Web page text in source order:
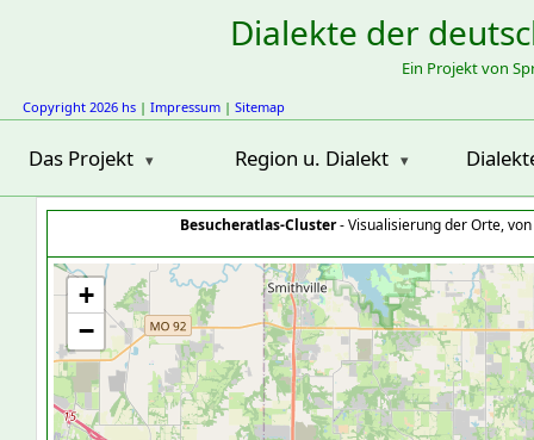
Dialekte der
Ein Projekt von
Copyright 2026 hs | Impressum | Sitemap
Das Projekt Region u. Dialekt
Besucheratlas-Cluster- Visualisierung der Orte,
+
−